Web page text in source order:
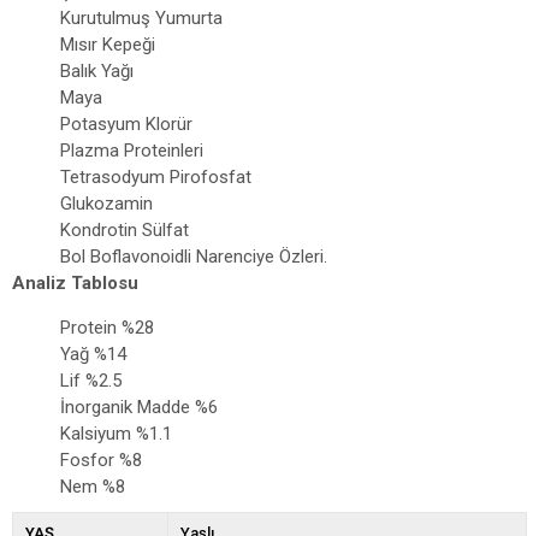
Kurutulmuş Yumurta
Mısır Kepeği
Balık Yağı
Maya
Potasyum Klorür
Plazma Proteinleri
Tetrasodyum Pirofosfat
Glukozamin
Kondrotin Sülfat
Bol Boflavonoidli Narenciye Özleri.
Analiz Tablosu
Protein %28
Yağ %14
Lif %2.5
İnorganik Madde %6
Kalsiyum %1.1
Fosfor %8
Nem %8